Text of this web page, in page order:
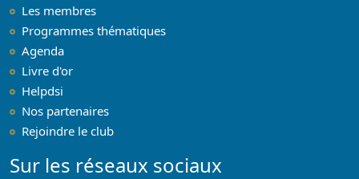
Les membres
Programmes thématiques
Agenda
Livre d'or
Helpdsi
Nos partenaires
Rejoindre le club
Sur les réseaux sociaux